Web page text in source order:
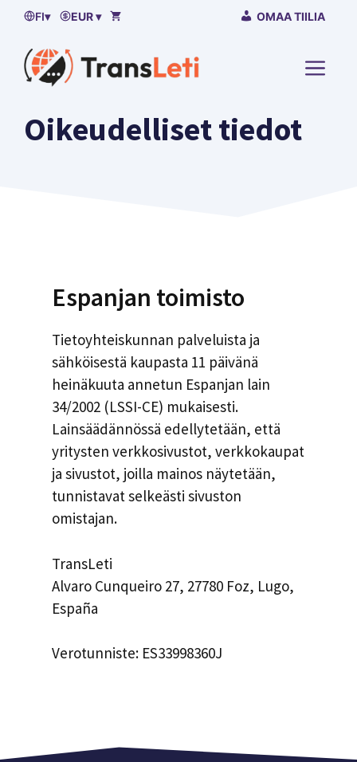
Siirry FI▾ EUR ▾ OMAA TIILIA
Oikeudelliset tiedot
Espanjan toimisto
Tietoyhteiskunnan palveluista ja
sähköisestä kaupasta 11 päivänä
heinäkuuta annetun Espanjan lain
34/2002 (LSSI-CE) mukaisesti.
Lainsäädännössä edellytetään, että
yritysten verkkosivustot, verkkokaupat
ja sivustot, joilla mainos näytetään,
tunnistavat selkeästi sivuston
omistajan.
TransLeti
Alvaro Cunqueiro 27, 27780 Foz, Lugo,
España
Verotunniste: ES33998360J